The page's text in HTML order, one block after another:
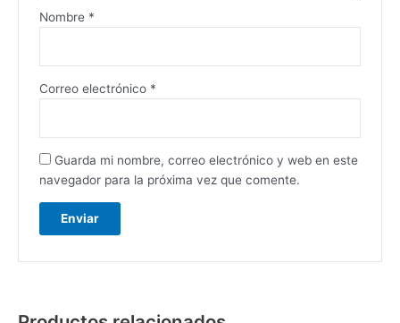
Nombre *
Correo electrónico *
Guarda mi nombre, correo electrónico y web en este
navegador para la próxima vez que comente.